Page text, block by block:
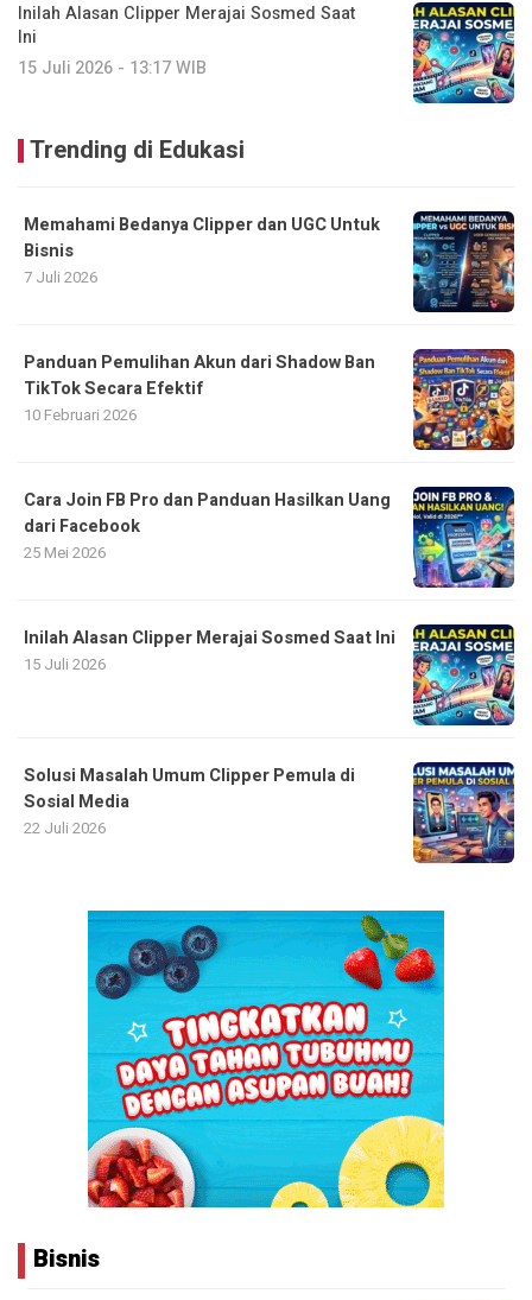
Inilah Alasan Clipper Merajai Sosmed Saat
Ini
15 Juli 2026 - 13:17 WIB
Trending di Edukasi
Memahami Bedanya Clipper dan UGC Untuk
Bisnis
7 Juli 2026
Panduan Pemulihan Akun dari Shadow Ban
TikTok Secara Efektif
10 Februari 2026
Cara Join FB Pro dan Panduan Hasilkan Uang
dari Facebook
25 Mei 2026
Inilah Alasan Clipper Merajai Sosmed Saat Ini
15 Juli 2026
Solusi Masalah Umum Clipper Pemula di
Sosial Media
22 Juli 2026
Bisnis